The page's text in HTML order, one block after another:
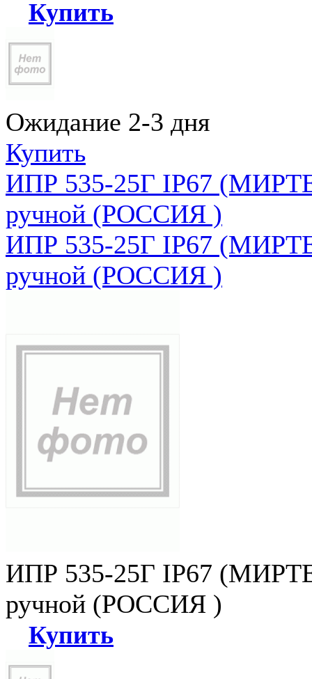
Купить
Ожидание 2-3 дня
Купить
ИПР 535-25Г IP67
ручной (РОССИЯ )
ИПР 535-25Г IP67
ручной (РОССИЯ )
ИПР 535-25Г IP67
ручной (РОССИЯ )
Купить